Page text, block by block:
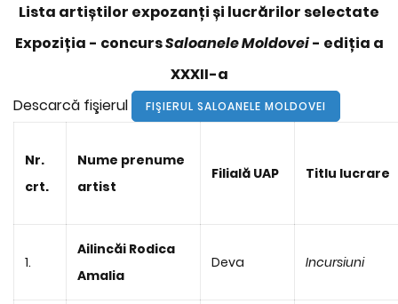
Lista artiștilor expozanți și lucrărilor selectate
Expoziția - concursSaloanele Moldovei- ediția a
XXXII-a
Descarcă fişierul
FIŞIERUL SALOANELE MOLDOVEI
Nr.
crt.
Nume prenume
artist
Filială UAP Titlu lucrare
1.
Ailincăi Rodica
Amalia
Deva Incursiuni